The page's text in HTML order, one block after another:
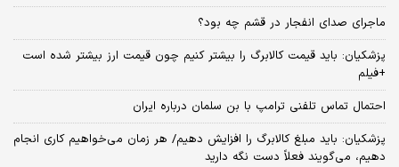
ماجرای صدای انفجار در قشم چه بود؟
پزشکیان: باید قیمت کالابرگ را بیشتر کنیم چون قیمت ارز بیشتر شده است
+فیلم
احتمال تماس تلفنی ترامپ با بن سلمان درباره ایران
پزشکیان: باید مبلغ کالابرگ را افزایش دهیم/ هر زمان می‌خواهیم کاری انجام
دهیم، می‌گویند فعلاً دست نگه دارید